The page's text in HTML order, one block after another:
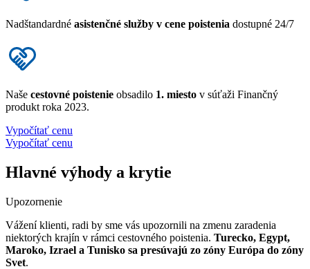
Nadštandardné asistenčné služby v cene poistenia dostupné 24/7
Naše cestovné poistenie obsadilo 1. miesto v súťaži Finančný
produkt roka 2023.
Vypočítať cenu
Vypočítať cenu
Hlavné výhody a krytie
Upozornenie
Vážení klienti, radi by sme vás upozornili na zmenu zaradenia
niektorých krajín v rámci cestovného poistenia. Turecko, Egypt,
Maroko, Izrael a Tunisko sa presúvajú zo zóny Európa do zóny
Svet.